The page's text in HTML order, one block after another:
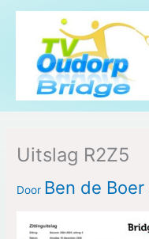
Ga
inhoud
Uitslag R2Z5
Door Ben de Boer